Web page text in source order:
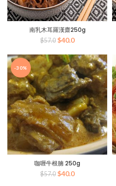
南乳木耳羅漢齋250g
$57.0 原
为：
$57.0。
$40.0当
价
格
为：
$40.0。
-30%
咖喱牛根腩 250g
$57.0 原
$40.0当